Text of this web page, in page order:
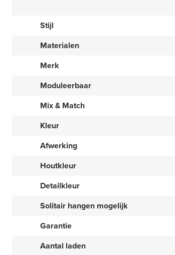
Stijl
Materialen
Merk
Moduleerbaar
Mix & Match
Kleur
Afwerking
Houtkleur
Detailkleur
Solitair hangen mogelijk
Garantie
Aantal laden